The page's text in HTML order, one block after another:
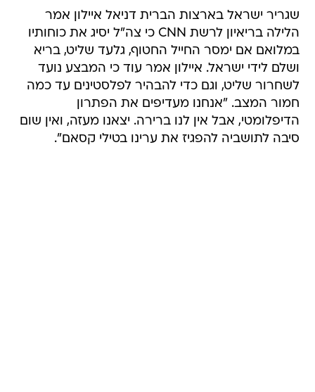
שגריר ישראל בארצות הברית דניאל איילון אמר
הלילה בריאיון לרשת CNN כי צה"ל יסיג את כוחותיו
במלואם אם ימסר החייל החטוף, גלעד שליט, בריא
ושלם לידי ישראל. איילון אמר עוד כי המבצע נועד
לשחרור שליט, וגם כדי להבהיר לפלסטינים עד כמה
חמור המצב. "אנחנו מעדיפים את הפתרון
הדיפלומטי, אבל אין לנו ברירה. יצאנו מעזה, ואין שום
סיבה לתושביה להפגיז את ערינו בטילי קסאם".